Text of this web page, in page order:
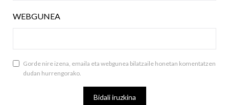
WEBGUNEA
Gorde nire izena, emaila eta webgunea bilatzaile honetan komentatzen
dudan hurrengorako.